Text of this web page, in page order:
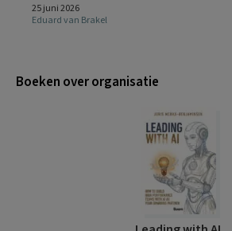
25 juni 2026
Eduard van Brakel
Boeken over organisatie